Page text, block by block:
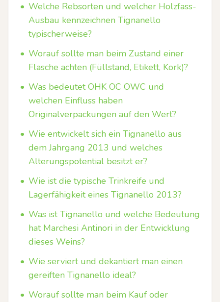
• Welche Rebsorten und welcher Holzfass-
Ausbau kennzeichnen Tignanello
typischerweise?
• Worauf sollte man beim Zustand einer
Flasche achten (Füllstand, Etikett, Kork)?
• Was bedeutet OHK OC OWC und
welchen Einfluss haben
Originalverpackungen auf den Wert?
• Wie entwickelt sich ein Tignanello aus
dem Jahrgang 2013 und welches
Alterungspotential besitzt er?
• Wie ist die typische Trinkreife und
Lagerfähigkeit eines Tignanello 2013?
• Was ist Tignanello und welche Bedeutung
hat Marchesi Antinori in der Entwicklung
dieses Weins?
• Wie serviert und dekantiert man einen
gereiften Tignanello ideal?
• Worauf sollte man beim Kauf oder